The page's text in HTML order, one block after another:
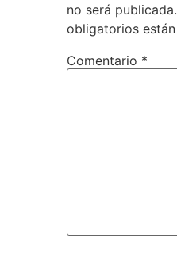
no será publicada.
obligatorios
Comentario *